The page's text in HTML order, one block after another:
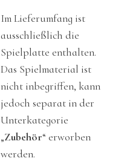
Im Lieferumfang ist
ausschließlich die
Spielplatte enthalten.
Das Spielmaterial ist
nicht inbegriffen, kann
jedoch separat in der
Unterkategorie
„Zubehör“ erworben
werden.